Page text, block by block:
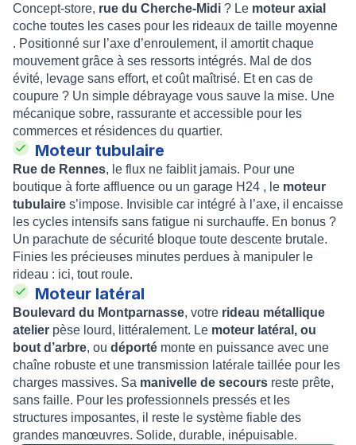
Concept-store, rue du Cherche-Midi ? Le moteur axial
coche toutes les cases pour les rideaux de taille moyenne
. Positionné sur l’axe d’enroulement, il amortit chaque
mouvement grâce à ses ressorts intégrés. Mal de dos
évité, levage sans effort, et coût maîtrisé. Et en cas de
coupure ? Un simple débrayage vous sauve la mise. Une
mécanique sobre, rassurante et accessible pour les
commerces et résidences du quartier.
Moteur tubulaire
Rue de Rennes, le flux ne faiblit jamais. Pour une
boutique à forte affluence ou un garage H24 , le moteur
tubulaire s’impose. Invisible car intégré à l’axe, il encaisse
les cycles intensifs sans fatigue ni surchauffe. En bonus ?
Un parachute de sécurité bloque toute descente brutale.
Finies les précieuses minutes perdues à manipuler le
rideau : ici, tout roule.
Moteur latéral
Boulevard du Montparnasse, votre rideau métallique
atelier pèse lourd, littéralement. Le moteur latéral, ou
bout d’arbre, ou déporté monte en puissance avec une
chaîne robuste et une transmission latérale taillée pour les
charges massives. Sa manivelle de secours reste prête,
sans faille. Pour les professionnels pressés et les
structures imposantes, il reste le système fiable des
grandes manœuvres. Solide, durable, inépuisable.